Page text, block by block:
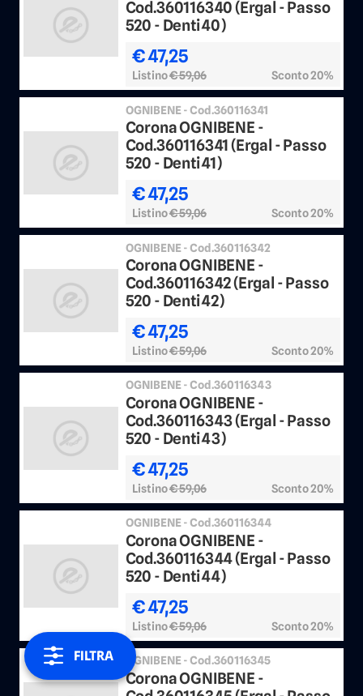
FILTRA
Cod.360116340 (Ergal - Passo
520 - Denti 40)
€ 47,25
Listino€ 59,06 Sconto 20%
OGNIBENE - Cod.360116341
Corona OGNIBENE -
Cod.360116341 (Ergal - Passo
520 - Denti 41)
€ 47,25
Listino€ 59,06 Sconto 20%
OGNIBENE - Cod.360116342
Corona OGNIBENE -
Cod.360116342 (Ergal - Passo
520 - Denti 42)
€ 47,25
Listino€ 59,06 Sconto 20%
OGNIBENE - Cod.360116343
Corona OGNIBENE -
Cod.360116343 (Ergal - Passo
520 - Denti 43)
€ 47,25
Listino€ 59,06 Sconto 20%
OGNIBENE - Cod.360116344
Corona OGNIBENE -
Cod.360116344 (Ergal - Passo
520 - Denti 44)
€ 47,25
Listino€ 59,06 Sconto 20%
OGNIBENE - Cod.360116345
Corona OGNIBENE -